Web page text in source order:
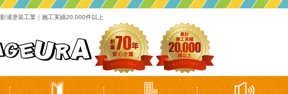
浦塗装工業｜施工実績20,000件以上